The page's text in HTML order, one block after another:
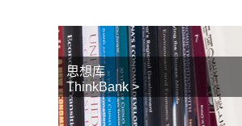
思想库
ThinkBank >